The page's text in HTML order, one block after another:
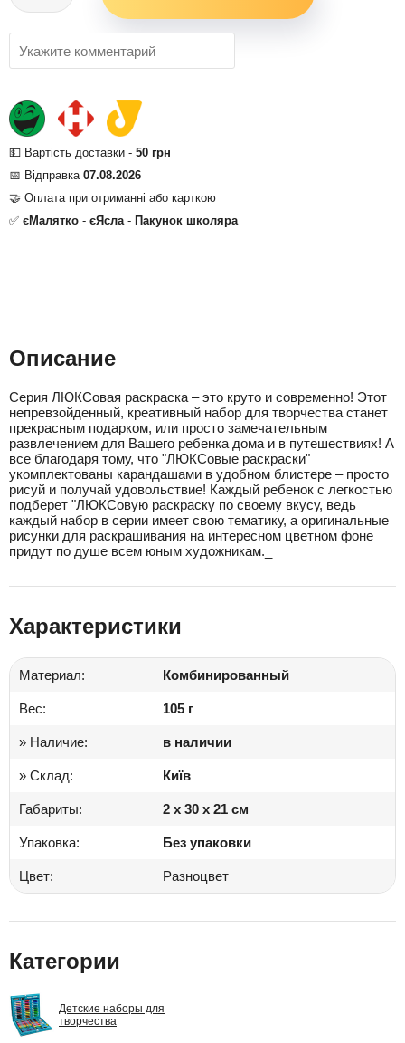
💵 Вартість доставки - 50 грн
📅 Відправка 07.08.2026
🤝 Оплата при отриманні або карткою
✅ єМалятко - єЯсла- Пакунок школяра
Описание
Серия ЛЮКСовая раскраска – это круто и современно! Этот
непревзойденный, креативный набор для творчества станет
прекрасным подарком, или просто замечательным
развлечением для Вашего ребенка дома и в путешествиях! А
все благодаря тому, что "ЛЮКСовые раскраски"
укомплектованы карандашами в удобном блистере – просто
рисуй и получай удовольствие! Каждый ребенок с легкостью
подберет "ЛЮКСовую раскраску по своему вкусу, ведь
каждый набор в серии имеет свою тематику, а оригинальные
рисунки для раскрашивания на интересном цветном фоне
придут по душе всем юным художникам._
Характеристики
Материал: Комбинированный
Вес: 105 г
» Наличие: в наличии
» Склад: Київ
Габариты: 2 x 30 x 21 см
Упаковка: Без упаковки
Цвет: Разноцвет
Категории
Детские наборы для
творчества